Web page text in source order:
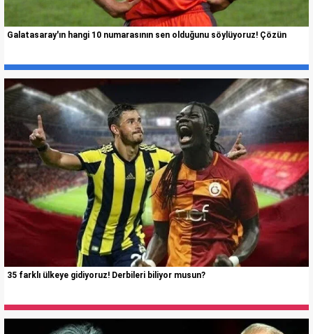
Galatasaray'ın hangi 10 numarasının sen olduğunu söylüyoruz! Çözün
35 farklı ülkeye gidiyoruz! Derbileri biliyor musun?